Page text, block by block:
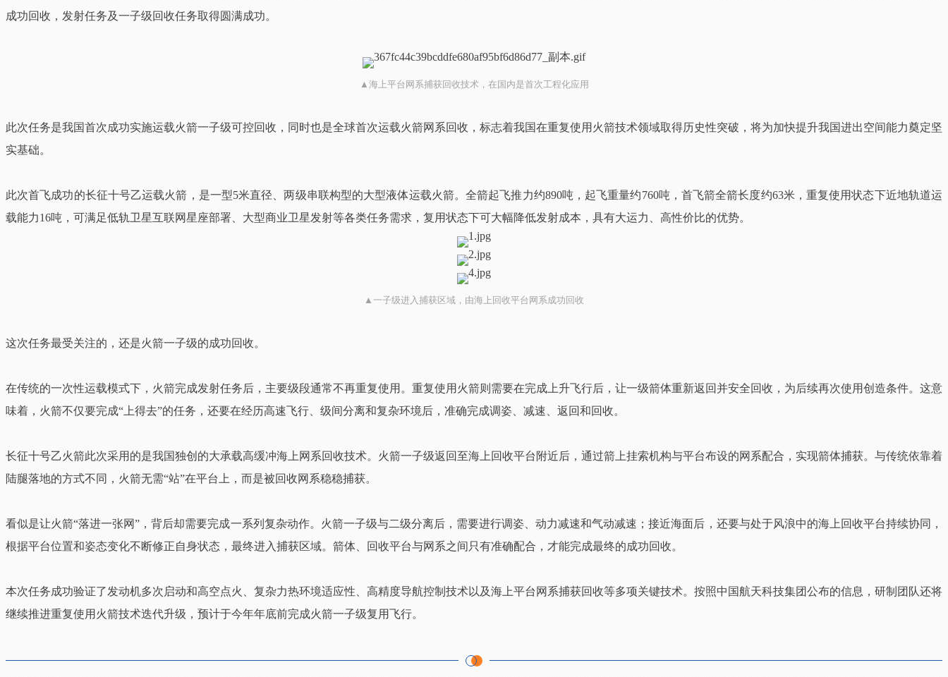
成功回收，发射任务及一子级回收任务取得圆满成功。
▲海上平台网系捕获回收技术，在国内是首次工程化应用
此次任务是我国首次成功实施运载火箭一子级可控回收，同时也是全球首次运载火箭网系回收，标志着我国在重复使用火箭技术领域取得历史性突破，将为加快提升我国进出空间能力奠定坚
实基础。
此次首飞成功的长征十号乙运载火箭，是一型5米直径、两级串联构型的大型液体运载火箭。全箭起飞推力约890吨，起飞重量约760吨，首飞箭全箭长度约63米，重复使用状态下近地轨道运
载能力16吨，可满足低轨卫星互联网星座部署、大型商业卫星发射等各类任务需求，复用状态下可大幅降低发射成本，具有大运力、高性价比的优势。
▲一子级进入捕获区域，由海上回收平台网系成功回收
这次任务最受关注的，还是火箭一子级的成功回收。
在传统的一次性运载模式下，火箭完成发射任务后，主要级段通常不再重复使用。重复使用火箭则需要在完成上升飞行后，让一级箭体重新返回并安全回收，为后续再次使用创造条件。这意
味着，火箭不仅要完成“上得去”的任务，还要在经历高速飞行、级间分离和复杂环境后，准确完成调姿、减速、返回和回收。
长征十号乙火箭此次采用的是我国独创的大承载高缓冲海上网系回收技术。火箭一子级返回至海上回收平台附近后，通过箭上挂索机构与平台布设的网系配合，实现箭体捕获。与传统依靠着
陆腿落地的方式不同，火箭无需“站”在平台上，而是被回收网系稳稳捕获。
看似是让火箭“落进一张网”，背后却需要完成一系列复杂动作。火箭一子级与二级分离后，需要进行调姿、动力减速和气动减速；接近海面后，还要与处于风浪中的海上回收平台持续协同，
根据平台位置和姿态变化不断修正自身状态，最终进入捕获区域。箭体、回收平台与网系之间只有准确配合，才能完成最终的成功回收。
本次任务成功验证了发动机多次启动和高空点火、复杂力热环境适应性、高精度导航控制技术以及海上平台网系捕获回收等多项关键技术。按照中国航天科技集团公布的信息，研制团队还将
继续推进重复使用火箭技术迭代升级，预计于今年年底前完成火箭一子级复用飞行。